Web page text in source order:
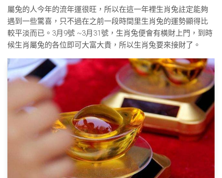
屬兔的人今年的流年運很旺，所以在這一年裡生肖兔註定能夠
遇到一些驚喜，只不過在之前一段時間里生肖兔的運勢顯得比
較平淡而已。3月9號 ~3月31號，生肖兔便會有橫財上門，到時
候生肖屬兔的各位即可大富大貴，所以生肖兔要來接財了。